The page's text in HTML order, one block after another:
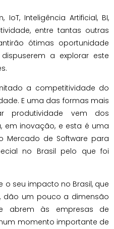
IoT, Inteligência Artificial, BI,
entre tantas outras
ótimas oportunidade
a explorar este
a competitividade do
E uma das formas mais
produtividade vem dos
em inovação, e esta é uma
Mercado de Software para
no Brasil pelo que foi
o seu impacto no Brasil, que
dão um pouco a dimensão
abrem às empresas de
momento importante de